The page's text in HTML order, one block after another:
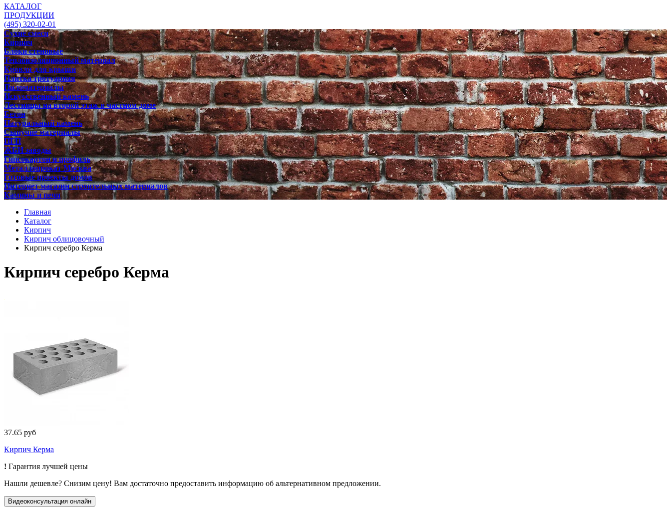
КАТАЛОГ
ПРОДУКЦИИ
(495) 320-02-01
Сухие смеси
Кирпич
Блоки стеновые
Теплоизоляционный материал
Кровля для крыши
Плитка тротуарная
Пиломатериалы
Искусственный камень
Лестницы на второй этаж в частном доме
Бетон
Натуральный камень
Сыпучие материалы
ПГП
ЖБИ заводы
Гипсокартон и профиль
Металлопрокат Москва
Готовые проекты домов
Интернет магазин строительных материалов
Камины и печи
Главная
Каталог
Кирпич
Кирпич облицовочный
Кирпич серебро Керма
Кирпич серебро Керма
37.65 руб
Кирпич Керма
! Гарантия лучшей цены
Нашли дешевле? Снизим цену! Вам достаточно предоставить информацию об альтернативном предложении.